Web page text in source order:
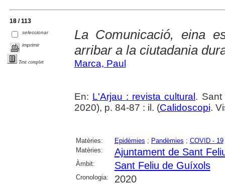
18 / 113
seleccionar
imprimir
Text complet
La Comunicació, eina
arribar a la ciutadania
Marca, Paul
En: L'Arjau : revista cultural . Sant
2020), p. 84-87 : il. (Calidoscopi.
Matèries: Epidèmies ; Pandèmies ; COVID - 19
Matèries:
Ajuntament de Sant
Àmbit: Sant Feliu de Guíxols
Cronologia: 2020